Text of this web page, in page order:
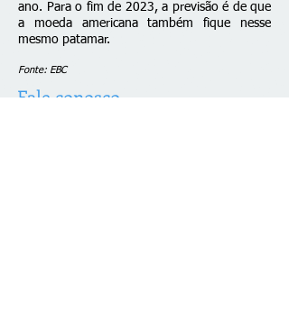
ano. Para o fim de 2023, a previsão é de que
a moeda americana também fique nesse
mesmo patamar.
Fonte: EBC
Fale conosco